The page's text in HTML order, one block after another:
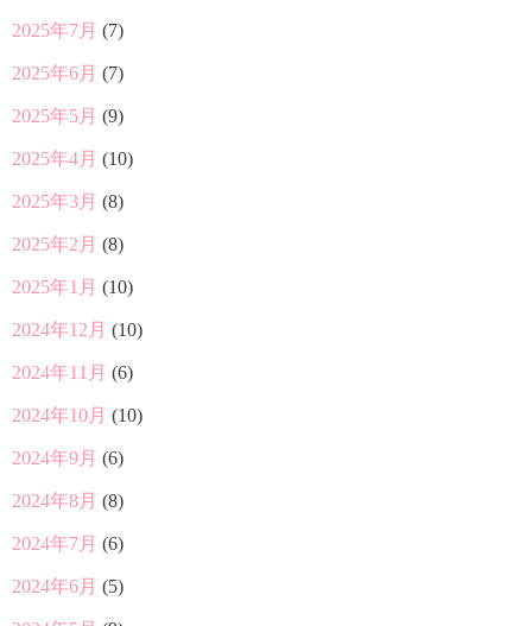
2025年7月 (7)
2025年6月 (7)
2025年5月 (9)
2025年4月 (10)
2025年3月 (8)
2025年2月 (8)
2025年1月 (10)
2024年12月 (10)
2024年11月 (6)
2024年10月 (10)
2024年9月 (6)
2024年8月 (8)
2024年7月 (6)
2024年6月 (5)